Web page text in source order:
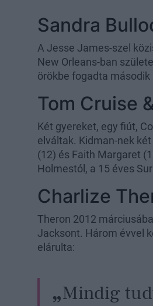
Sandra
A Jesse James-szel
New Orleans-ban
örökbe fogadta
Tom Cruise
Két gyereket, egy fiút,
elváltak. Kidman-nek két
(12) és Faith Margaret
Holmestól, a 15 éves
Charlize
Theron 2012
Jacksont. Három évvel
elárulta:
Mindig